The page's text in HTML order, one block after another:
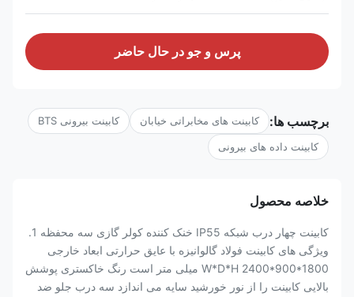
پرس و جو در حال حاضر
برچسب ها: کابینت های مخابراتی خیابان کابینت بیرونی BTS
کابینت داده های بیرونی
خلاصه محصول
کابینت چهار درب شبکه IP55 خنک کننده کولر گازی سه محفظه 1.
ویژگی های کابینت فولاد گالوانیزه با عایق حرارتی ابعاد خارجی
W*D*H 2400*900*1800 میلی متر است رنگ خاکستری پوشش
بالایی کابینت را از نور خورشید سایه می اندازد سه درب جلو ضد